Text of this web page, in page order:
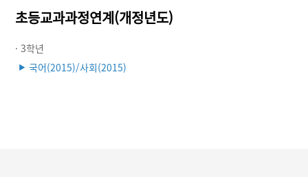
초등교과과정연계(개정년도)
· 3학년
▶ 국어(2015)/사회(2015)